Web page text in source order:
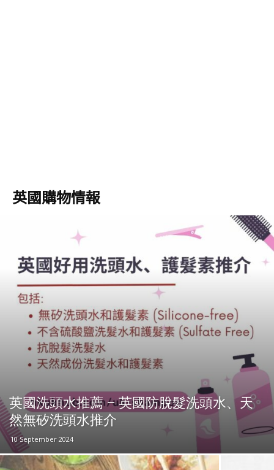
英國購物情報
英國洗頭水推薦 – 英國防脫髮洗頭水、天
然無矽洗頭水推介
10 September 2024